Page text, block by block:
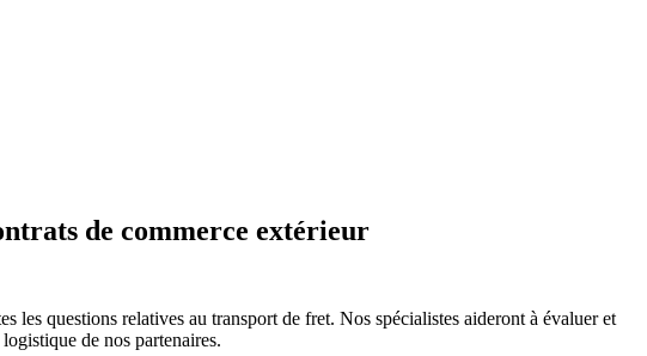
de commerce extérieur
les questions relatives au transport de fret. Nos spécialistes aideront à évaluer et
de nos partenaires.